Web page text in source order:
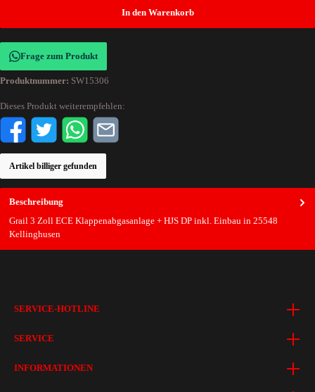
In den Warenkorb
Frage zum Produkt
Produktnummer: SW15306
Dieses Produkt weiterempfehlen:
Artikel billiger gefunden
Beschreibung
Grail 3 Zoll ECE Klappenabgasanlage + HJS DP inkl. Einbau in 25548
Kellinghusen
SERVICE-HOTLINE
SERVICE
INFORMATIONEN